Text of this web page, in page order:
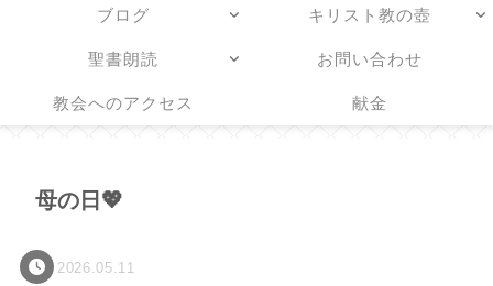
ブログ キリスト教の壺
聖書朗読 お問い合わせ
教会へのアクセス 献金
母の日💖
2026.05.11